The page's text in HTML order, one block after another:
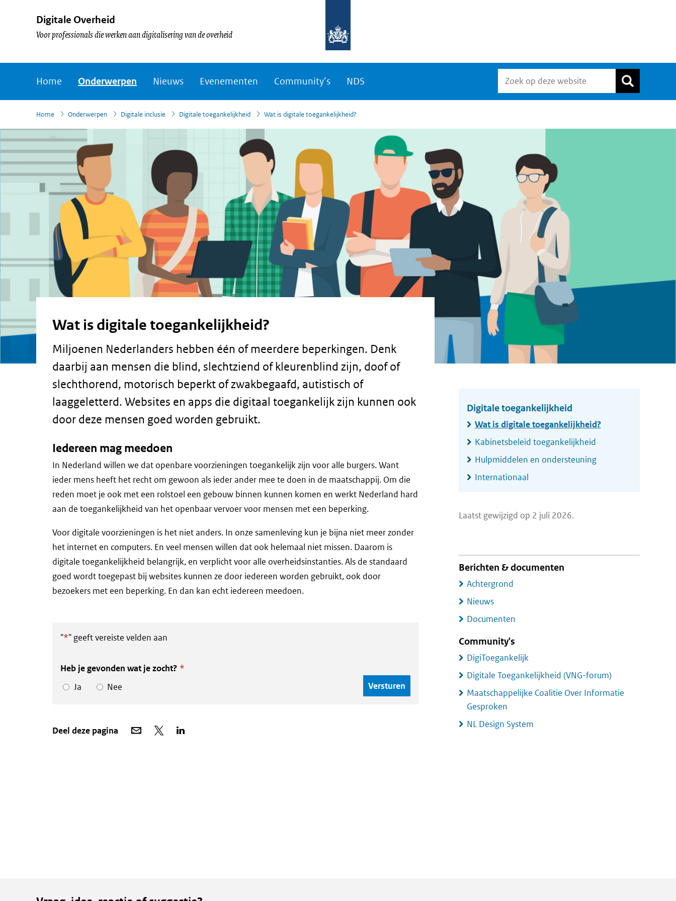
Digitale Overheid
Voor professionals die werken aan digitalisering van de overheid
Home Onderwerpen Nieuws Evenementen Community’s NDS
Home
› Onderwerpen
› Digitale inclusie
› Digitale toegankelijkheid
› Wat is digitale toegankelijkheid?
Wat is digitale toegankelijkheid?
Miljoenen Nederlanders hebben één of meerdere beperkingen. Denk
daarbij aan mensen die blind, slechtziend of kleurenblind zijn, doof of
slechthorend, motorisch beperkt of zwakbegaafd, autistisch of
laaggeletterd. Websites en apps die digitaal toegankelijk zijn kunnen ook
door deze mensen goed worden gebruikt.
Iedereen mag meedoen
In Nederland willen we dat openbare voorzieningen toegankelijk zijn voor alle burgers. Want
ieder mens heeft het recht om gewoon als ieder ander mee te doen in de maatschappij. Om die
reden moet je ook met een rolstoel een gebouw binnen kunnen komen en werkt Nederland hard
aan de toegankelijkheid van het openbaar vervoer voor mensen met een beperking.
Voor digitale voorzieningen is het niet anders. In onze samenleving kun je bijna niet meer zonder
het internet en computers. En veel mensen willen dat ook helemaal niet missen. Daarom is
digitale toegankelijkheid belangrijk, en verplicht voor alle overheidsinstanties. Als de standaard
goed wordt toegepast bij websites kunnen ze door iedereen worden gebruikt, ook door
bezoekers met een beperking. En dan kan echt iedereen meedoen.
"*" geeft vereiste velden aan
Heb je gevonden wat je zocht? *
Ja
Nee
Deel deze pagina
Deel
Deel
Digitale toegankelijkheid
Wat is digitale toegankelijkheid?
Kabinetsbeleid toegankelijkheid
Hulpmiddelen en ondersteuning
Internationaal
Laatst gewijzigd op 2 juli 2026.
Berichten & documenten
Achtergrond
Nieuws
Documenten
Community's
DigiToegankelijk
Digitale Toegankelijkheid (VNG-forum)
Maatschappelijke Coalitie Over Informatie
Gesproken
NL Design System